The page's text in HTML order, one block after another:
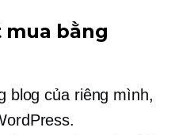
bằng
blog của riêng mình,